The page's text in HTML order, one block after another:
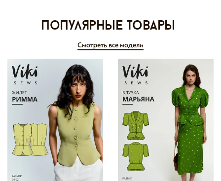
Популярные товары
Смотреть все модели